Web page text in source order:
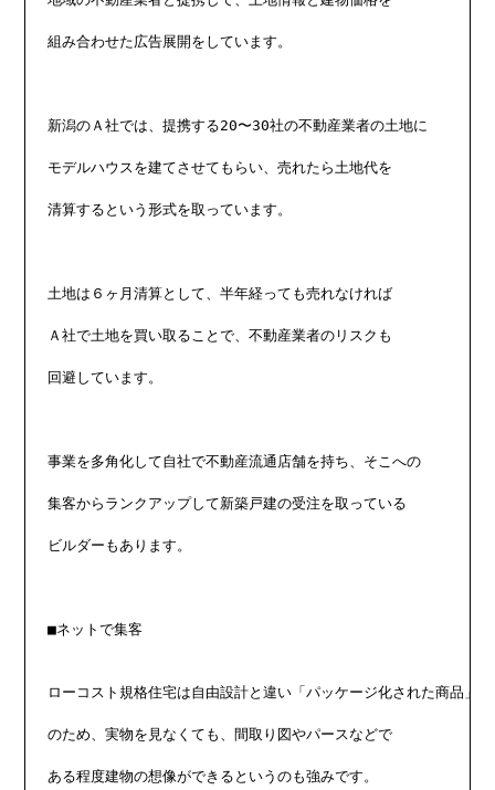
組み合わせた広告展開をしています。
新潟のＡ社では、提携する20〜30社の不動産業者の土地に
モデルハウスを建てさせてもらい、売れたら土地代を
清算するという形式を取っています。
土地は６ヶ月清算として、半年経っても売れなければ
Ａ社で土地を買い取ることで、不動産業者のリスクも
回避しています。
事業を多角化して自社で不動産流通店舗を持ち、そこへの
集客からランクアップして新築戸建の受注を取っている
ビルダーもあります。
■ネットで集客
ローコスト規格住宅は自由設計と違い「パッケージ化された商品」
のため、実物を見なくても、間取り図やパースなどで
ある程度建物の想像ができるというのも強みです。